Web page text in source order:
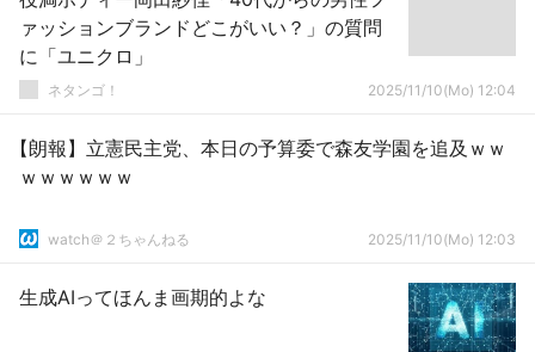
ァッションブランドどこがいい？」の質問
に「ユニクロ」
ネタンゴ！ 2025/11/10(Mo) 12:04
【朗報】立憲民主党、本日の予算委で森友学園を追及ｗｗ
ｗｗｗｗｗｗ
watch＠２ちゃんねる 2025/11/10(Mo) 12:03
生成AIってほんま画期的よな